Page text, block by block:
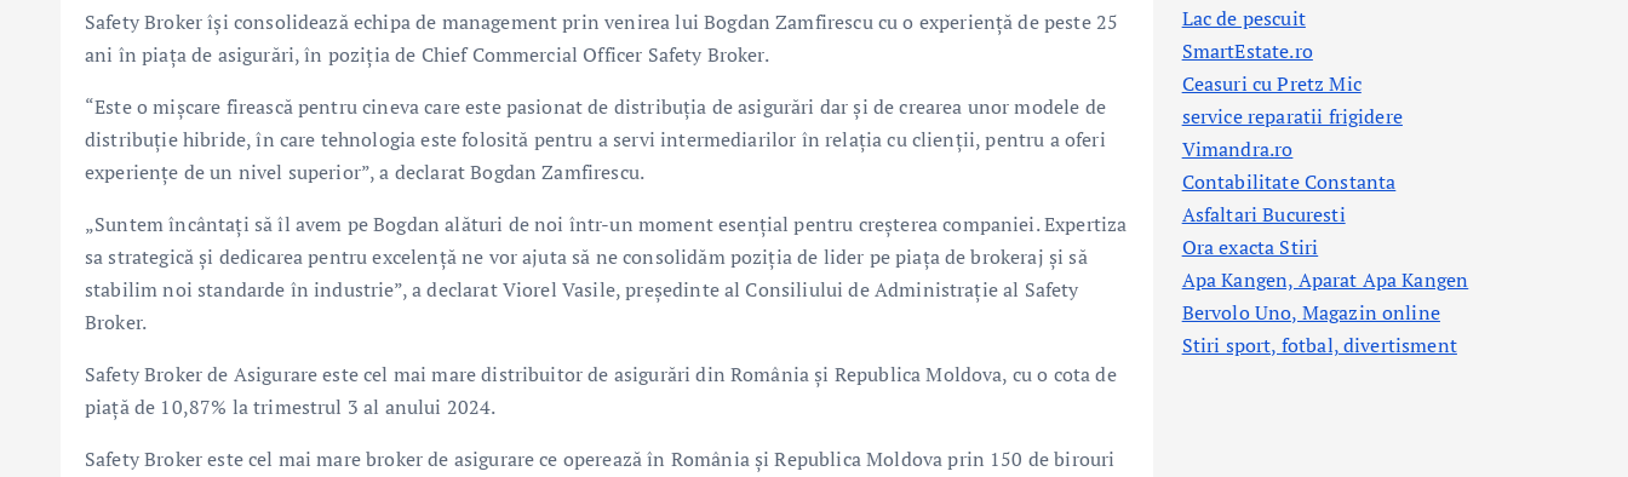
Safety Broker îşi consolidează echipa de management prin venirea lui Bogdan Zamfirescu cu o experienţă de peste 25
ani în piaţa de asigurări, în poziţia de Chief Commercial Officer Safety Broker.
“Este o mişcare firească pentru cineva care este pasionat de distribuţia de asigurări dar şi de crearea unor modele de
distribuţie hibride, în care tehnologia este folosită pentru a servi intermediarilor în relaţia cu clienţii, pentru a oferi
experienţe de un nivel superior”, a declarat Bogdan Zamfirescu.
„Suntem încântaţi să îl avem pe Bogdan alături de noi într-un moment esențial pentru creşterea companiei. Expertiza
sa strategică şi dedicarea pentru excelenţă ne vor ajuta să ne consolidăm poziţia de lider pe piaţa de brokeraj şi să
stabilim noi standarde în industrie”, a declarat Viorel Vasile, preşedinte al Consiliului de Administraţie al Safety
Broker.
Safety Broker de Asigurare este cel mai mare distribuitor de asigurări din România şi Republica Moldova, cu o cota de
piaţă de 10,87% la trimestrul 3 al anului 2024.
Safety Broker este cel mai mare broker de asigurare ce operează în România şi Republica Moldova prin 150 de birouri
Lac de pescuit
SmartEstate.ro
Ceasuri cu Pretz Mic
service reparatii frigidere
Vimandra.ro
Contabilitate Constanta
Asfaltari Bucuresti
Ora exacta Stiri
Apa Kangen, Aparat Apa Kangen
Bervolo Uno, Magazin online
Stiri sport, fotbal,divertisment